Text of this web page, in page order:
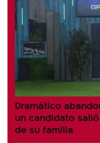
Dramático
un candidato
de su familia